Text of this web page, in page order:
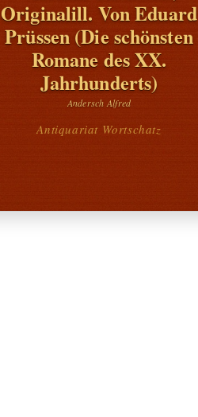
Originalill. Von Eduard
Prüssen (Die schönsten
Romane des XX.
Jahrhunderts)
Andersch Alfred
Antiquariat Wortschatz